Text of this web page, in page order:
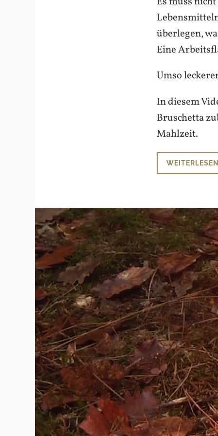
überlegen,
Eine
Umso
In diesem
Bruschetta
Mahlzeit.